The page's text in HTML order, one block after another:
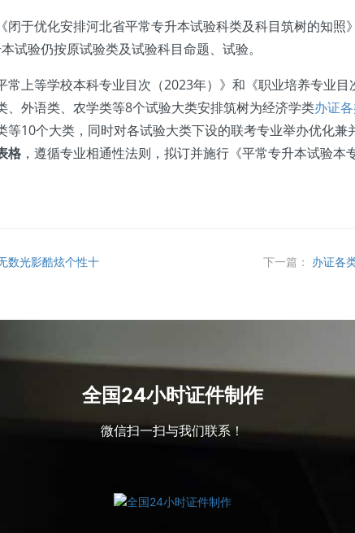
优化安排河北省平常专升本试验科类及科目筑树的知照
试验仍按原试验类及试验科目命题、试验。
等学校本科专业目次（2023年）》和《职业培养专业目
外语类、农学类等8个试验大类安排筑树为经济学类办证
10个大类，同时对各试验大类下设的联考专业举办优化
格 ，遵循专业相通性法则，拟订并施行《平常专升本试验
数光影酷炫个性十 下一篇： 办证各
全国24小时证件制作
微信扫一扫与我们联系！